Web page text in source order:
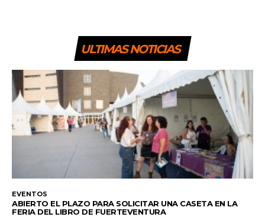
ULTIMAS NOTICIAS
EVENTOS
ABIERTO EL PLAZO PARA SOLICITAR UNA CASETA EN LA
FERIA DEL LIBRO DE FUERTEVENTURA